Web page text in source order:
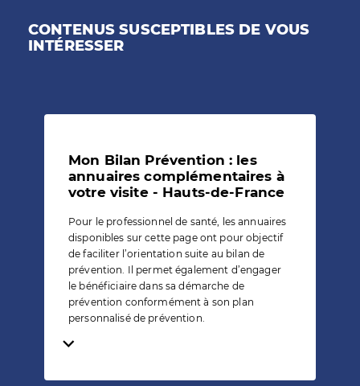
CONTENUS SUSCEPTIBLES DE VOUS
INTÉRESSER
Mon Bilan Prévention : les
annuaires complémentaires à
votre visite - Hauts-de-France
Pour le professionnel de santé, les annuaires
disponibles sur cette page ont pour objectif
de faciliter l’orientation suite au bilan de
prévention. Il permet également d’engager
le bénéficiaire dans sa démarche de
prévention conformément à son plan
personnalisé de prévention.
Temps de lecture